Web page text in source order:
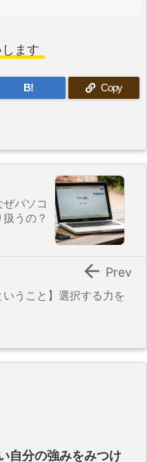
ます
B! Copy
ぜパソコ
うの？
いうこと】選択する力を
 Prev
自分の強みをみつけ